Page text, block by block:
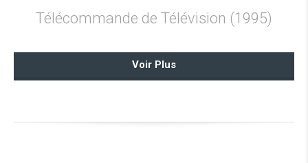
Télécommande de Télévision (1995)
Voir Plus